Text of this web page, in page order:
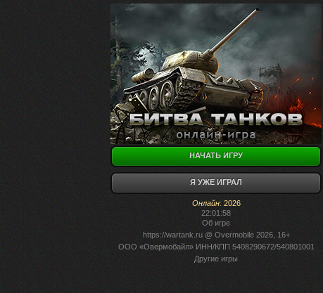
НАЧАТЬ ИГРУ
Я УЖЕ ИГРАЛ
Онлайн: 2026
22:01:58
Об игре
https://wartank.ru@ Overmobile 2026, 16+
ООО «Овермобайл» ИНН/КПП 5408290672/540801001
Другие игры